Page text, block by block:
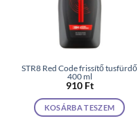
STR8 Red Code frissítő tusfürdő
400 ml
910 Ft
KOSÁRBA TESZEM